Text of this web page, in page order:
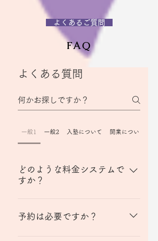
​ よくあるご質問
FAQ
よくある質問
一般1 一般2 入塾について 開業について
どのような料金システムで
すか？
すが、脱毛や痩身はお得な継続プ
予約は必要ですか？